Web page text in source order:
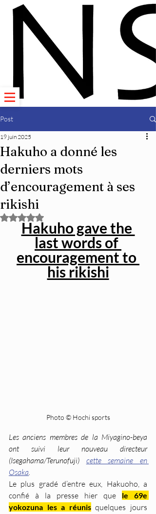
Post
Hakuho a donné les
derniers mots
d’encouragement à ses
rikishi
19 juin 2025
Noté NaN étoiles sur 5.
Hakuho gave the
last words of
encouragement to
his rikishi
Photo © Hochi sports
Les anciens membres de la Miyagino-beya
ont suivi leur nouveau directeur
(Isegahama/Terunofuji) cette semaine en
Osaka
Le plus gradé d’entre eux, Hakuoho, a
confié à la presse hier que le 69e
yokozuna les a réunis quelques jours